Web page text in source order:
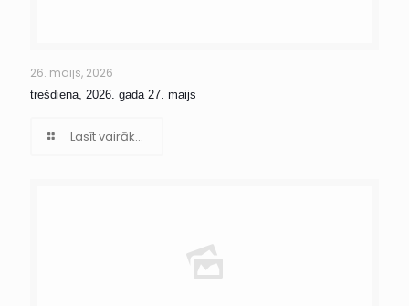
26. maijs, 2026
trešdiena, 2026. gada 27. maijs
Lasīt vairāk...